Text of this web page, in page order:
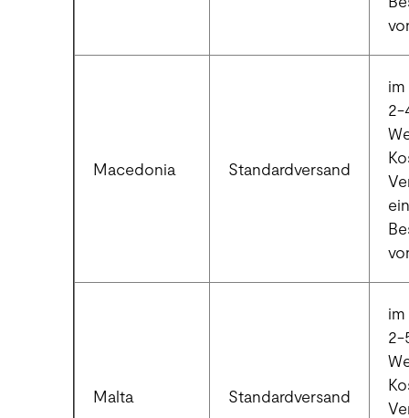
Macedonia Standardversand
2-
Malta Standardversand
2-